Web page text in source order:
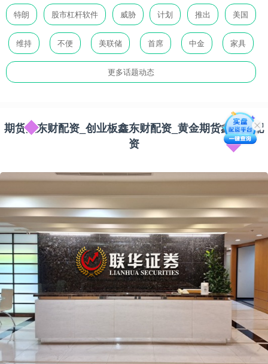
特朗 股市杠杆软件 威胁 计划 推出 美国
维持 不便 美联储 首席 中金 家具
更多话题动态
期货鑫东财配资_创业板鑫东财配资_黄金期货鑫东财配
资